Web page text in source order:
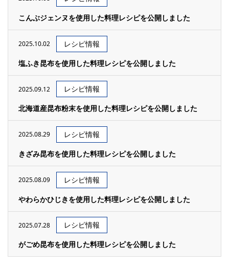
こんぶジェンヌを使用した料理レシピを公開しました
2025.10.02
レシピ情報
塩ふき昆布を使用した料理レシピを公開しました
2025.09.12
レシピ情報
北海道産昆布粉末を使用した料理レシピを公開しました
2025.08.29
レシピ情報
きざみ昆布を使用した料理レシピを公開しました
2025.08.09
レシピ情報
やわらかひじきを使用した料理レシピを公開しました
2025.07.28
レシピ情報
がごめ昆布を使用した料理レシピを公開しました